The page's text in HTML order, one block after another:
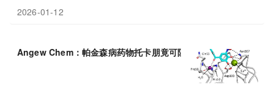
2026-01-12
Angew Chem：帕金森病药物托卡朋竟可阻断医院超级细菌中的